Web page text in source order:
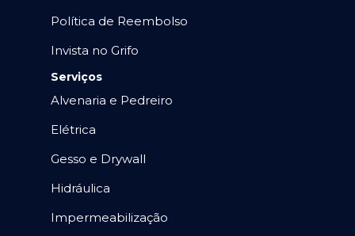
Política de Reembolso
Invista no Grifo
Serviços
Alvenaria e Pedreiro
Elétrica
Gesso e Drywall
Hidráulica
Impermeabilização